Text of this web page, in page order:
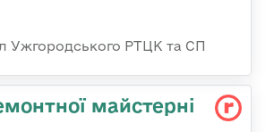
Ужгородського РТЦК та СП
майстерні